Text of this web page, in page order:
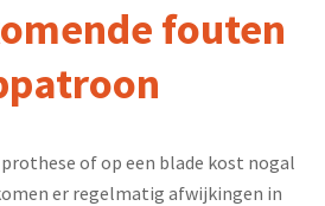
fouten
of op een blade kost nogal
er regelmatig afwijkingen in